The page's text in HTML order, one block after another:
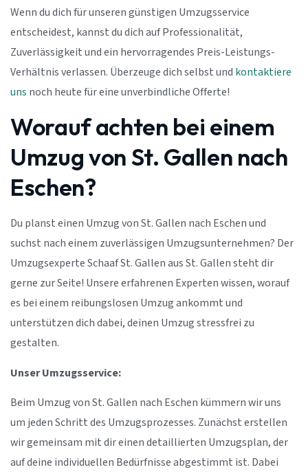
Wenn du dich für unseren günstigen Umzugsservice
entscheidest, kannst du dich auf Professionalität,
Zuverlässigkeit und ein hervorragendes Preis-Leistungs-
Verhältnis verlassen. Überzeuge dich selbst und kontaktiere
uns noch heute für eine unverbindliche Offerte!
Worauf achten bei einem
Umzug von St. Gallen nach
Eschen?
Du planst einen Umzug von St. Gallen nach Eschen und
suchst nach einem zuverlässigen Umzugsunternehmen? Der
Umzugsexperte Schaaf St. Gallen aus St. Gallen steht dir
gerne zur Seite! Unsere erfahrenen Experten wissen, worauf
es bei einem reibungslosen Umzug ankommt und
unterstützen dich dabei, deinen Umzug stressfrei zu
gestalten.
Unser Umzugsservice:
Beim Umzug von St. Gallen nach Eschen kümmern wir uns
um jeden Schritt des Umzugsprozesses. Zunächst erstellen
wir gemeinsam mit dir einen detaillierten Umzugsplan, der
auf deine individuellen Bedürfnisse abgestimmt ist. Dabei